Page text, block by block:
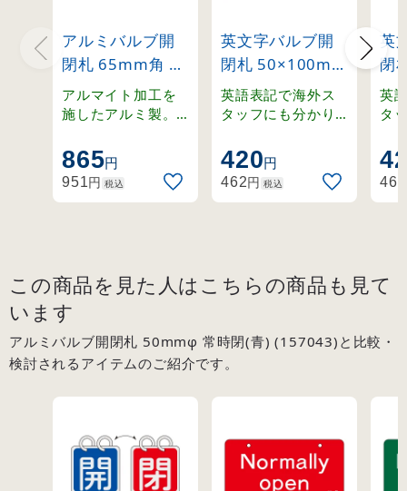
アルミバルブ開
閉札 65mm角 両
面表示 2枚1組 開
(青)⇔閉(赤)
アルマイト加工を
施したアルミ製。
付きの開閉札セッ
ト。
865円
951円 税込
英文字バルブ開
閉札 50×100mm
片面表示
Normally
(168003)
英語表記で海外ス
タッフにも分かり
ト加工の硬質塩ビ
製。
420円
462円 税込
英
閉
片
英
タ
ト
製
462
この商品を見た人はこちらの商品も見て
います
アルミバルブ開閉札 50mmφ 常時閉(青) (157043)と比較・
検討されるアイテムのご紹介です。